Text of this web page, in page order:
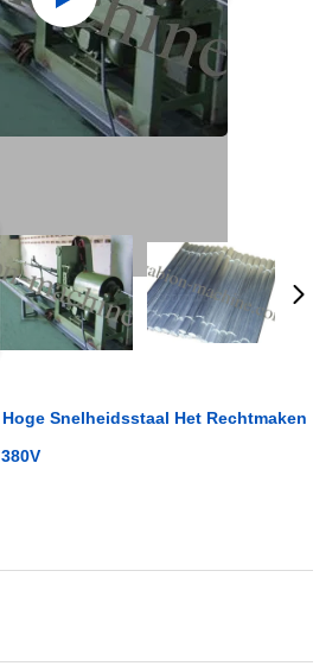
Snelheidsstaal Het Rechtmaken